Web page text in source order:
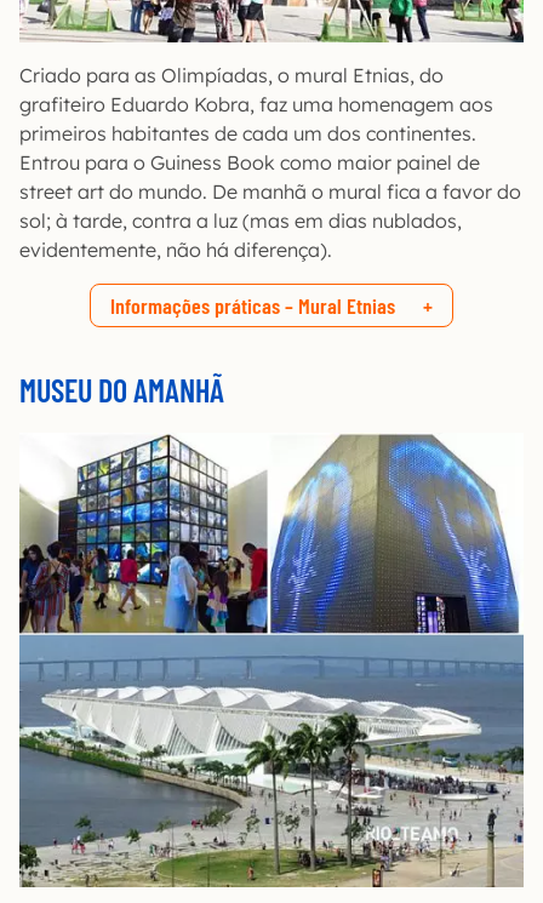
Criado para as Olimpíadas, o mural Etnias, do
grafiteiro Eduardo Kobra, faz uma homenagem aos
primeiros habitantes de cada um dos continentes.
Entrou para o Guiness Book como maior painel de
street art do mundo. De manhã o mural fica a favor do
sol; à tarde, contra a luz (mas em dias nublados,
evidentemente, não há diferença).
Informações práticas – Mural Etnias
MUSEU DO AMANHÃ